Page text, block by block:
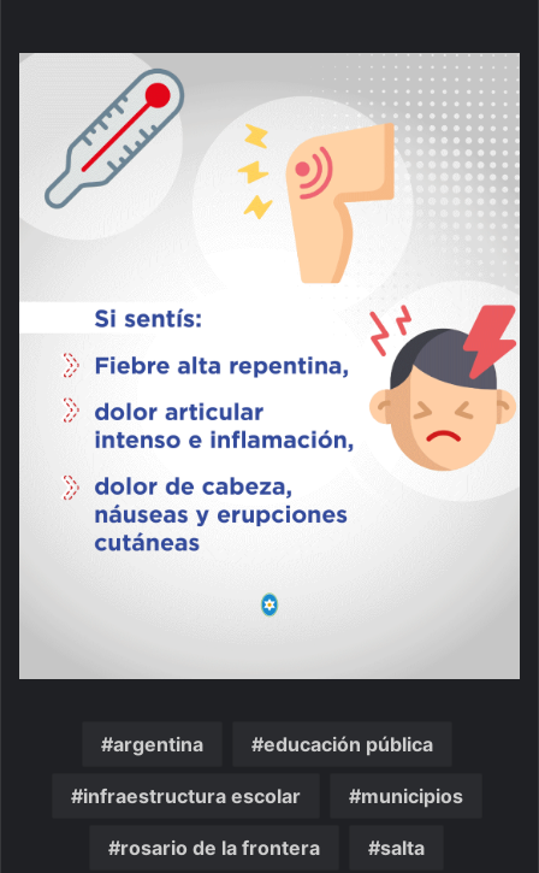
argentina educación pública
infraestructura escolar municipios
rosario de la frontera salta